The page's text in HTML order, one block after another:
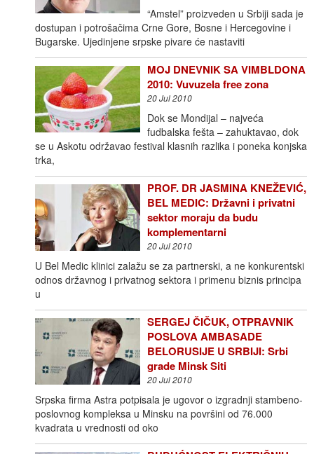
“Amstel” proizveden u Srbiji sada je
dostupan i potrošačima Crne Gore, Bosne i Hercegovine i
Bugarske. Ujedinjene srpske pivare će nastaviti
MOJ DNEVNIK SA VIMBLDONA
2010: Vuvuzela free zona
20 Jul 2010
Dok se Mondijal – najveća
fudbalska fešta – zahuktavao, dok
se u Askotu održavao festival klasnih razlika i poneka konjska
trka,
PROF. DR JASMINA KNEŽEVIĆ,
BEL MEDIC: Državni i privatni
sektor moraju da budu
komplementarni
20 Jul 2010
U Bel Medic klinici zalažu se za partnerski, a ne konkurentski
odnos državnog i privatnog sektora i primenu biznis principa
u
SERGEJ ČIČUK, OTPRAVNIK
POSLOVA AMBASADE
BELORUSIJE U SRBIJI: Srbi
grade Minsk Siti
20 Jul 2010
Srpska firma Astra potpisala je ugovor o izgradnji stambeno-
poslovnog kompleksa u Minsku na površini od 76.000
kvadrata u vrednosti od oko